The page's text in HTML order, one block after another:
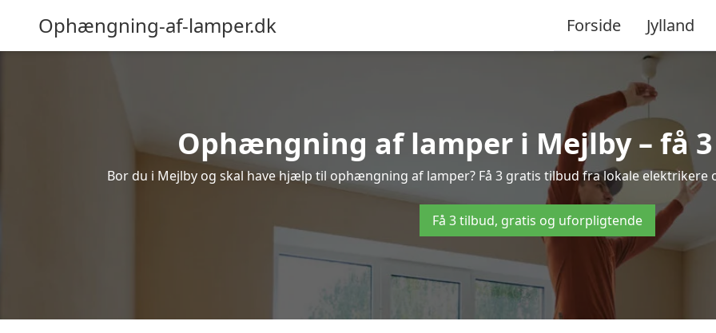
Ophængning-af-lamper.dk Forside Jylland
Ophængning af lamper i Mejlby – få
Bor du i Mejlby og skal have hjælp til ophængning af lamper? Få 3 gratis tilbud fra lokale
Få 3 tilbud, gratis og uforpligtende